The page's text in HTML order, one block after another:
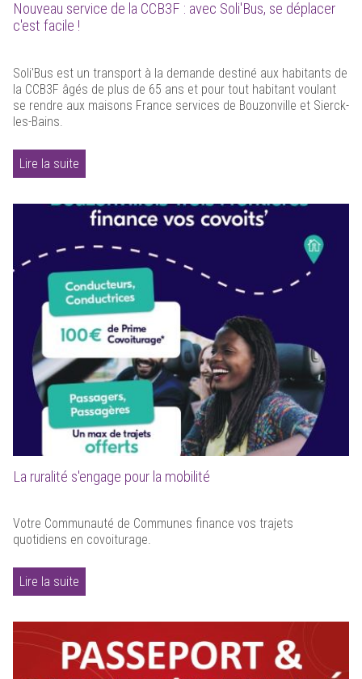
Nouveau service de la CCB3F : avec Soli'Bus, se déplacer
c'est facile !
Soli'Bus est un transport à la demande destiné aux habitants de
la CCB3F âgés de plus de 65 ans et pour tout habitant voulant
se rendre aux maisons France services de Bouzonville et Sierck-
les-Bains.
Lire la suite
La ruralité s'engage pour la mobilité
Votre Communauté de Communes finance vos trajets
quotidiens en covoiturage.
Lire la suite